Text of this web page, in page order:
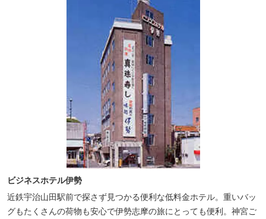
ビジネスホテル伊勢
近鉄宇治山田駅前で探さず見つかる便利な低料金ホテル。重いバッ
グもたくさんの荷物も安心で伊勢志摩の旅にとっても便利。神宮ご